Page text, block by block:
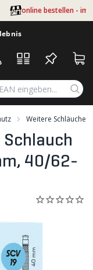
online bestellen - im
Weitere Schläuche
Schlauch
40/62-